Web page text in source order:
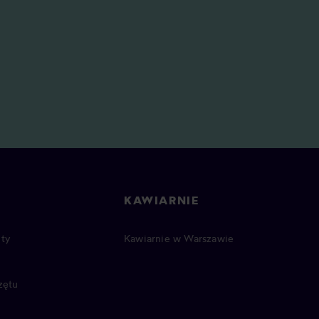
KAWIARNIE
Kawiarnie w Warszawie